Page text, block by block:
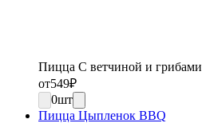
Пицца С ветчиной и грибами
от549₽
0шт
Пицца Цыпленок BBQ